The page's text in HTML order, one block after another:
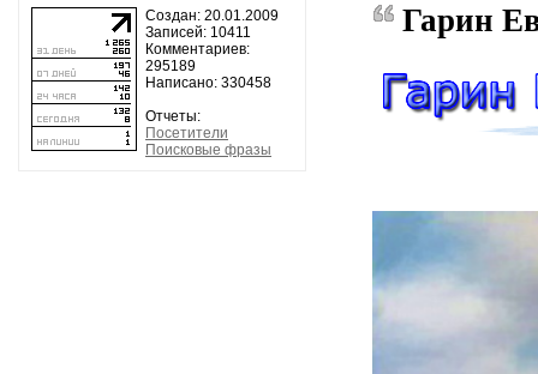
Создан: 20.01.2009
Записей: 10411
Комментариев:
295189
Написано: 330458
Отчеты:
Посетители
Поисковые фразы
Гарин